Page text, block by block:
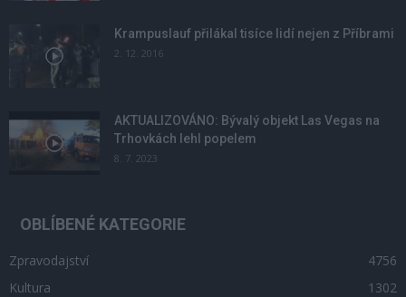
Krampuslauf přilákal tisíce lidí nejen z Příbrami
2. 12. 2016
AKTUALIZOVÁNO: Bývalý objekt Las Vegas na
Trhovkách lehl popelem
8. 7. 2023
OBLÍBENÉ KATEGORIE
Zpravodajství
4756
Kultura
1302